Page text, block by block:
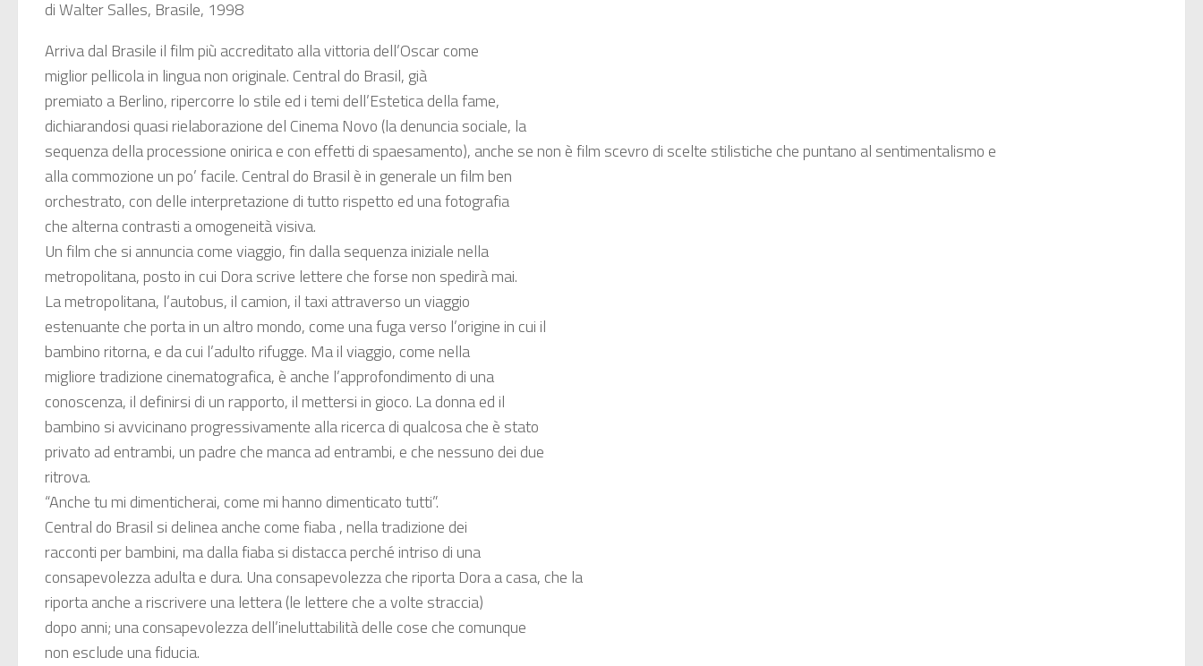
di Walter Salles, Brasile, 1998
Arriva dal Brasile il film più accreditato alla vittoria dell’Oscar come
miglior pellicola in lingua non originale. Central do Brasil, già
premiato a Berlino, ripercorre lo stile ed i temi dell’Estetica della fame,
dichiarandosi quasi rielaborazione del Cinema Novo (la denuncia sociale, la
sequenza della processione onirica e con effetti di spaesamento), anche se non è film scevro di scelte stilistiche che puntano al sentimentalismo e
alla commozione un po’ facile. Central do Brasil è in generale un film ben
orchestrato, con delle interpretazione di tutto rispetto ed una fotografia
che alterna contrasti a omogeneità visiva.
Un film che si annuncia come viaggio, fin dalla sequenza iniziale nella
metropolitana, posto in cui Dora scrive lettere che forse non spedirà mai.
La metropolitana, l’autobus, il camion, il taxi attraverso un viaggio
estenuante che porta in un altro mondo, come una fuga verso l’origine in cui il
bambino ritorna, e da cui l’adulto rifugge. Ma il viaggio, come nella
migliore tradizione cinematografica, è anche l’approfondimento di una
conoscenza, il definirsi di un rapporto, il mettersi in gioco. La donna ed il
bambino si avvicinano progressivamente alla ricerca di qualcosa che è stato
privato ad entrambi, un padre che manca ad entrambi, e che nessuno dei due
ritrova.
“Anche tu mi dimenticherai, come mi hanno dimenticato tutti”.
Central do Brasil si delinea anche come fiaba , nella tradizione dei
racconti per bambini, ma dalla fiaba si distacca perché intriso di una
consapevolezza adulta e dura. Una consapevolezza che riporta Dora a casa, che la
riporta anche a riscrivere una lettera (le lettere che a volte straccia)
dopo anni; una consapevolezza dell’ineluttabilità delle cose che comunque
non esclude una fiducia.